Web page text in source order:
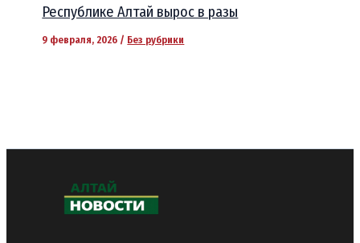
Республике Алтай вырос в разы
9 февраля, 2026 / Без рубрики